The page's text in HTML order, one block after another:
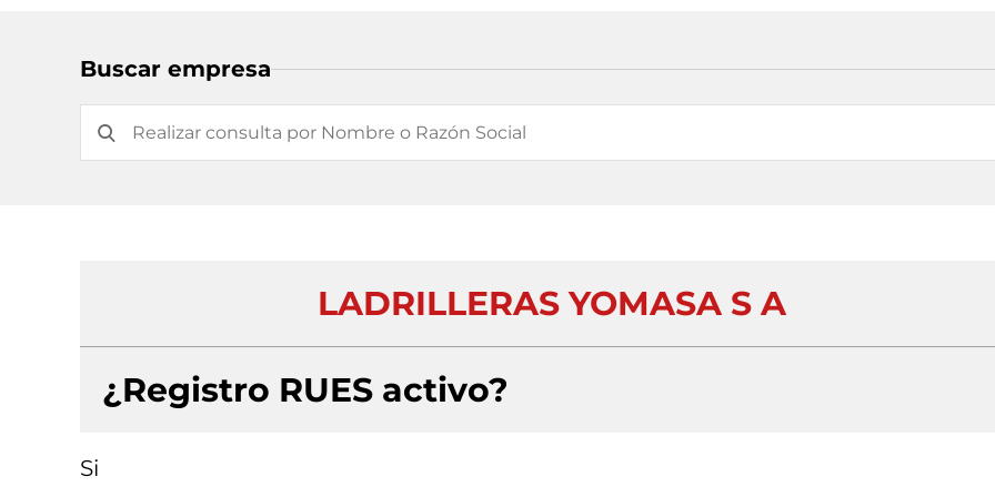
Buscar empresa
LADRILLERAS YOMASA S A
¿Registro RUES activo?
Si